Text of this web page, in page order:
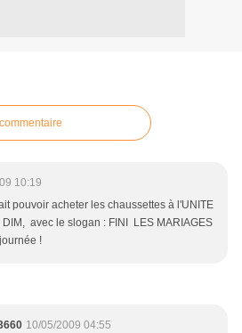
10:19
pouvoir acheter les chaussettes à l'UNITE
DIM, avec le slogan : FINI LES MARIAGES
!
10/05/2009 04:55